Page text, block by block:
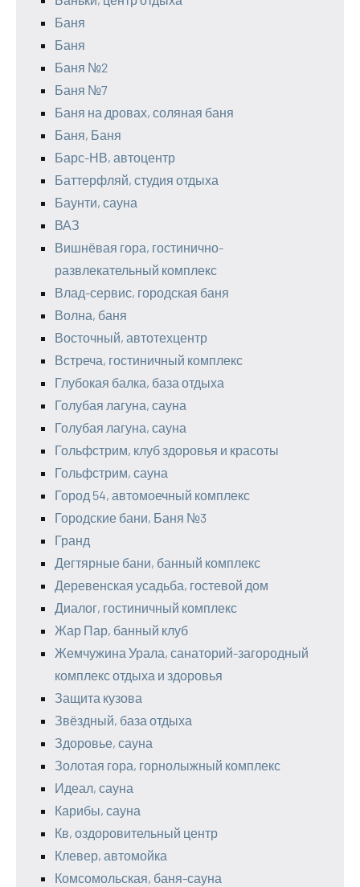
Баня
Баня
Баня №2
Баня №7
Баня на дровах, соляная баня
Баня, Баня
Барс-НВ, автоцентр
Баттерфляй, студия отдыха
Баунти, сауна
ВАЗ
Вишнёвая гора, гостинично-
развлекательный комплекс
Влад-сервис, городская баня
Волна, баня
Восточный, автотехцентр
Встреча, гостиничный комплекс
Глубокая балка, база отдыха
Голубая лагуна, сауна
Голубая лагуна, сауна
Гольфстрим, клуб здоровья и красоты
Гольфстрим, сауна
Город 54, автомоечный комплекс
Городские бани, Баня №3
Гранд
Дегтярные бани, банный комплекс
Деревенская усадьба, гостевой дом
Диалог, гостиничный комплекс
Жар Пар, банный клуб
Жемчужина Урала, санаторий-загородный
комплекс отдыха и здоровья
Защита кузова
Звёздный, база отдыха
Здоровье, сауна
Золотая гора, горнолыжный комплекс
Идеал, сауна
Карибы, сауна
Кв, оздоровительный центр
Клевер, автомойка
Комсомольская, баня-сауна